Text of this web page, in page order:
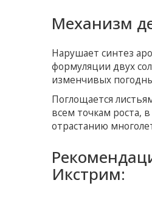
Механизм
Нарушает синтез
формуляции двух
изменчивых
Поглощается
всем точкам роста,
отрастанию
Икстрим: